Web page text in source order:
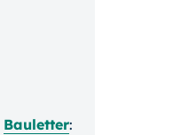
Bauletter: